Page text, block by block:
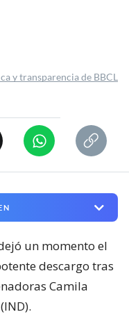
y transparencia de BBCL
un momento el
descargo tras
Camila